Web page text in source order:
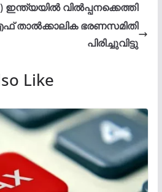
വിൽപ്പനക്കെത്തി
ഭരണസമിതി
പിരിച്ചുവിട്ടു
Like